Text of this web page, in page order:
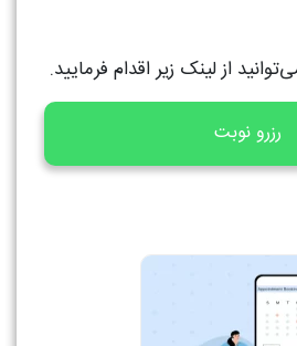
از لینک زیر اقدام فرمایید.
رزرو نوبت